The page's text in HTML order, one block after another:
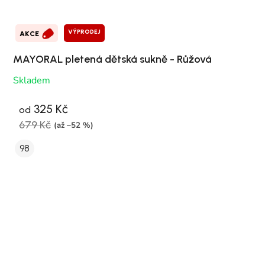
AKCE VÝPRODEJ
MAYORAL pletená dětská sukně - Růžová
Skladem
od 325 Kč
679 Kč (až –52 %)
98